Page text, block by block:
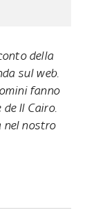
della
sul web.
fanno
Il Cairo.
nel nostro